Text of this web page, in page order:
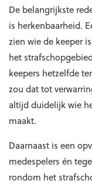
De belangrijkste
is herkenbaarheid.
zien wie de keeper
het
keepers hetzelfde
zou dat tot
altijd duidelijk wie
maakt.
Daarnaast is een
medespelers én
rondom het